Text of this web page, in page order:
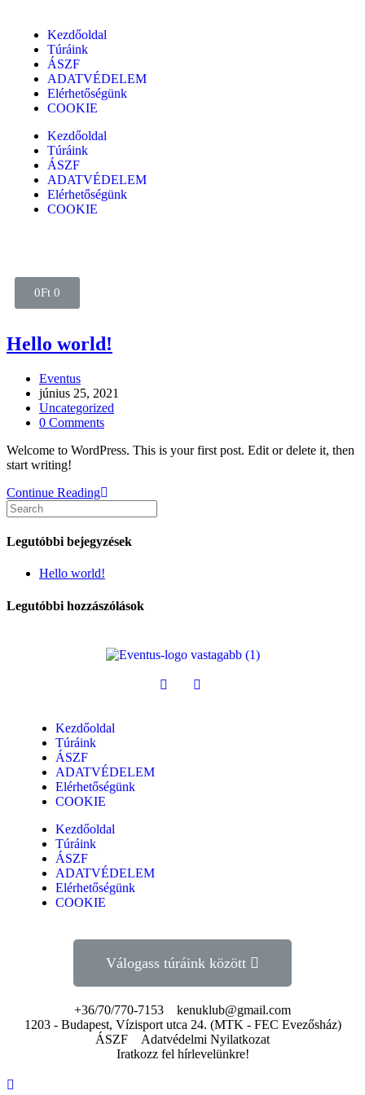
Kezdőoldal
Túráink
ÁSZF
ADATVÉDELEM
Elérhetőségünk
COOKIE
Kezdőoldal
Túráink
ÁSZF
ADATVÉDELEM
Elérhetőségünk
COOKIE
0Ft 0
Hello world!
Eventus
június 25, 2021
Uncategorized
0 Comments
Welcome to WordPress. This is your first post. Edit or delete it, then
start writing!
Continue Reading
Legutóbbi bejegyzések
Hello world!
Legutóbbi hozzászólások
Kezdőoldal
Túráink
ÁSZF
ADATVÉDELEM
Elérhetőségünk
COOKIE
Kezdőoldal
Túráink
ÁSZF
ADATVÉDELEM
Elérhetőségünk
COOKIE
Válogass túráink között
+36/70/770-7153
kenuklub@gmail.com
1203 - Budapest, Vízisport utca 24. (MTK - FEC Evezősház)
ÁSZF
Adatvédelmi Nyilatkozat
Iratkozz fel hírlevelünkre!